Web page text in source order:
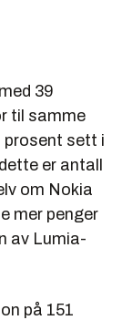
39
til samme
prosent sett i
er antall
om Nokia
mer penger
av Lumia-
på 151